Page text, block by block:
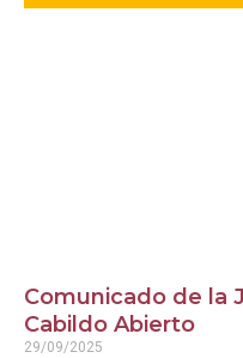
Comunicado de la
Cabildo Abierto
29/09/2025